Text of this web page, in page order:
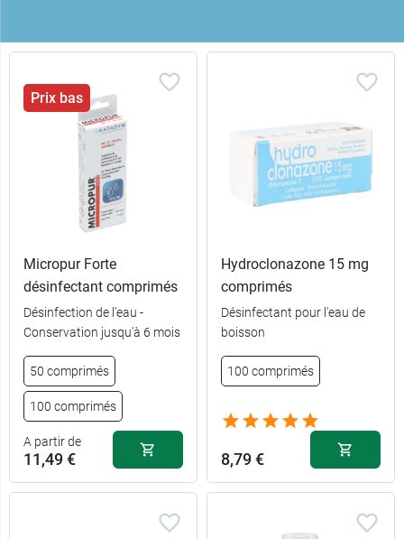
Prix bas
Micropur Forte
désinfectant comprimés
Désinfection de l'eau -
Conservation jusqu'à 6 mois
50 comprimés
100 comprimés
A partir de
11,49 €
Hydroclonazone 15 mg
comprimés
Désinfectant pour l'eau de
boisson
100 comprimés
8,79 €